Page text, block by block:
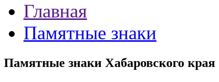
Главная
Памятные знаки
Памятные знаки Хабаровского края